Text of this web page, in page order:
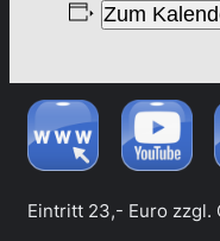
Zum
Eintritt 23,- Euro zzgl.